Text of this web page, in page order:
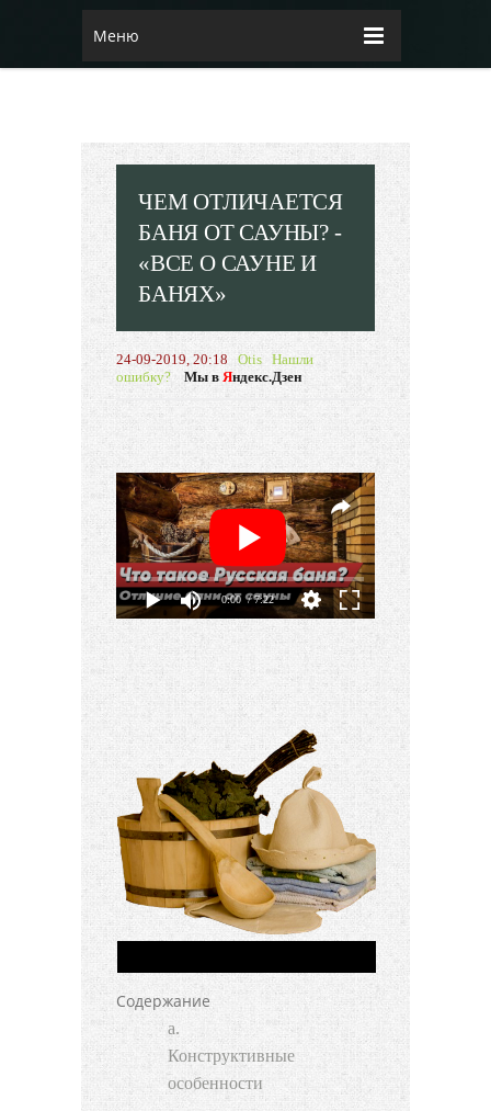
Меню
ЧЕМ ОТЛИЧАЕТСЯ
БАНЯ ОТ САУНЫ? -
«ВСЕ О САУНЕ И
БАНЯХ»
24-09-2019, 20:18 Otis Нашли
ошибку?
Мы в Яндекс.Дзен
0:00 / 7:22
Содержание
Конструктивные
особенности